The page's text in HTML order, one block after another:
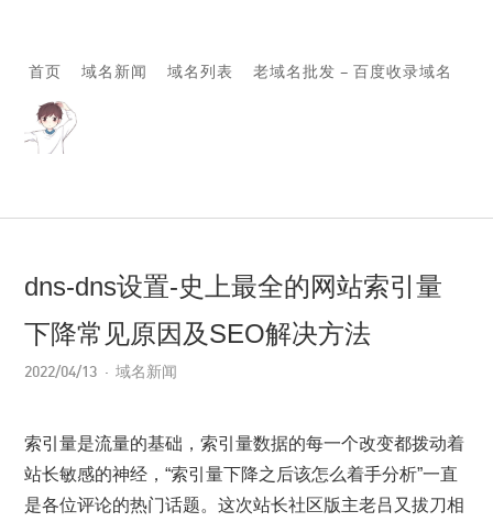
首页 域名新闻 域名列表 老域名批发 – 百度收录域名
dns-dns设置-史上最全的网站索引量
下降常见原因及SEO解决方法
2022/04/13 域名新闻
索引量是流量的基础，索引量数据的每一个改变都拨动着
站长敏感的神经，“索引量下降之后该怎么着手分析”一直
是各位评论的热门话题。这次站长社区版主老吕又拔刀相